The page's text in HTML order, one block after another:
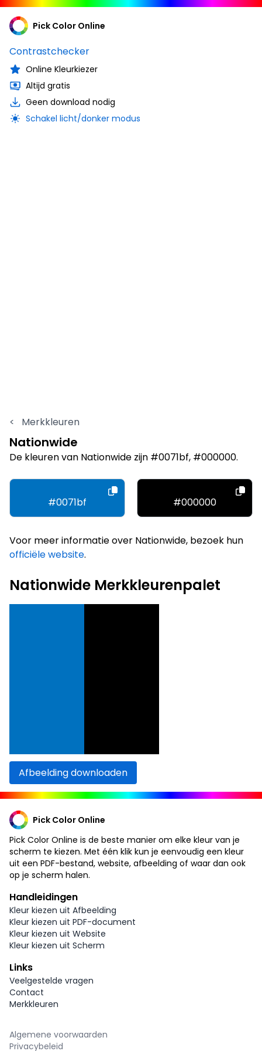
Pick Color Online
Contrastchecker
Online Kleurkiezer
Altijd gratis
Geen download nodig
Schakel licht/donker modus
< Merkkleuren
Nationwide
De kleuren van Nationwide zijn #0071bf, #000000.
#0071bf #000000
Voor meer informatie over Nationwide, bezoek hun
officiële website.
Nationwide Merkkleurenpalet
Afbeelding downloaden
Pick Color Online
Pick Color Online is de beste manier om elke kleur van je
scherm te kiezen. Met één klik kun je eenvoudig een kleur
uit een PDF-bestand, website, afbeelding of waar dan ook
op je scherm halen.
Handleidingen
Kleur kiezen uit Afbeelding
Kleur kiezen uit PDF-document
Kleur kiezen uit Website
Kleur kiezen uit Scherm
Links
Veelgestelde vragen
Contact
Merkkleuren
Algemene voorwaarden
Privacybeleid